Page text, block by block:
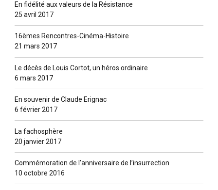
En fidélité aux valeurs de la Résistance
25 avril 2017
16èmes Rencontres-Cinéma-Histoire
21 mars 2017
Le décès de Louis Cortot, un héros ordinaire
6 mars 2017
En souvenir de Claude Erignac
6 février 2017
La fachosphère
20 janvier 2017
Commémoration de l’anniversaire de l’insurrection
10 octobre 2016